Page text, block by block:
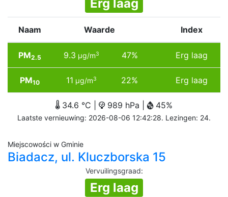
Erg laag
Naam Waarde Index
PM2.5 9.3 µg/m3 47% Erg laag
PM10 11 µg/m3 22% Erg laag
34.6 °C | 989 hPa | 45%
Laatste vernieuwing: 2026-08-06 12:42:28. Lezingen: 24.
Miejscowości w Gminie
Biadacz, ul. Kluczborska 15
Vervuilingsgraad:
Erg laag